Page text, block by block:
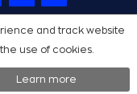
and track website
use of cookies.
Learn more